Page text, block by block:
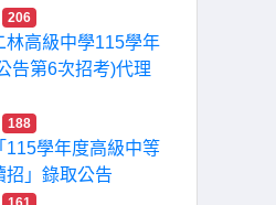
206
林高級中學115學年
告第6次招考)代理
188
115學年度高級中等
招」錄取公告